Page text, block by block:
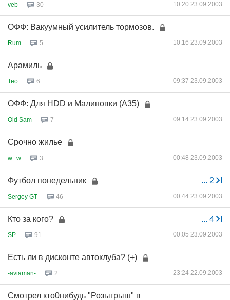
veb 30 10:20 23.09.2003
ОФФ: Вакуумный усилитель тормозов.
Rum 5 10:16 23.09.2003
Арамиль
Teo 6 09:37 23.09.2003
ОФФ: Для HDD и Малиновки (А35)
Old Sam 7 09:14 23.09.2003
Срочно жилье
w...w 3 00:48 23.09.2003
... 2
Футбол понедельник
Sergey GT 46 00:44 23.09.2003
... 4
Кто за кого?
SP 91 00:05 23.09.2003
Есть ли в дисконте автоклуба? (+)
-aviaman- 2 23:24 22.09.2003
Смотрел кто0нибудь "Розыгрыш" в